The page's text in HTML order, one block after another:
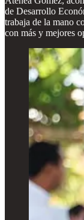
de Desarrollo
trabaja de la mano
con más y mejores